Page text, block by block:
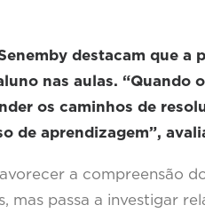
destacam que a
nas aulas. “Quando
os caminhos de
de aprendizagem”,
a compreensão
mas passa a investigar